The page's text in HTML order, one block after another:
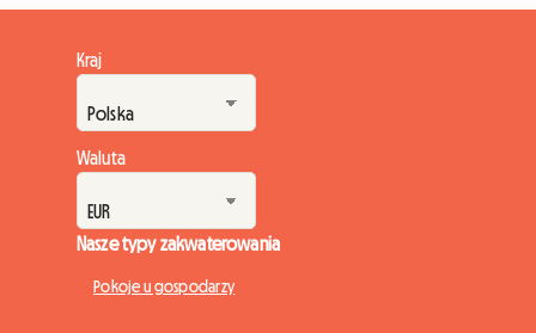
Kraj
Waluta
Nasze typy zakwaterowania
Pokoje u gospodarzy